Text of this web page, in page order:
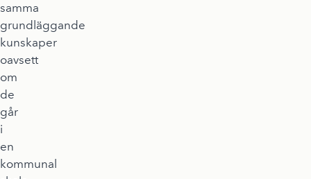
samma
grundläggande
kunskaper
oavsett
om
de
går
i
en
kommunal